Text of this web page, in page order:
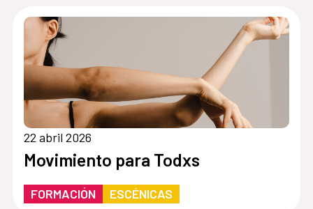
22 abril 2026
Movimiento para Todxs
FORMACIÓN ESCÉNICAS